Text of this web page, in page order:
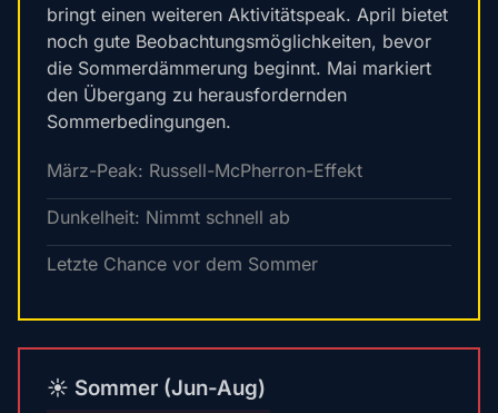
bringt einen weiteren Aktivitätspeak. April bietet
noch gute Beobachtungsmöglichkeiten, bevor
die Sommerdämmerung beginnt. Mai markiert
den Übergang zu herausfordernden
Sommerbedingungen.
März-Peak: Russell-McPherron-Effekt
Dunkelheit: Nimmt schnell ab
Letzte Chance vor dem Sommer
☀️ Sommer (Jun-Aug)